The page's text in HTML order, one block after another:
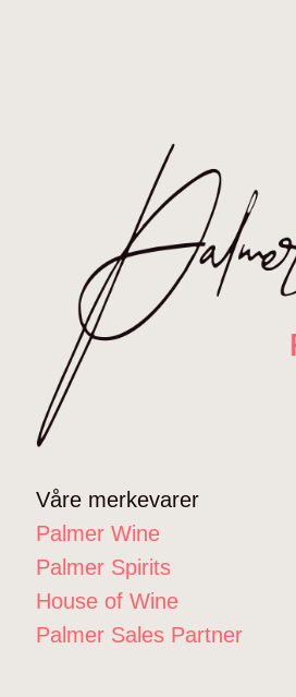
Våre merkevarer
Palmer Wine
Palmer Spirits
House of Wine
Palmer Sales Partner